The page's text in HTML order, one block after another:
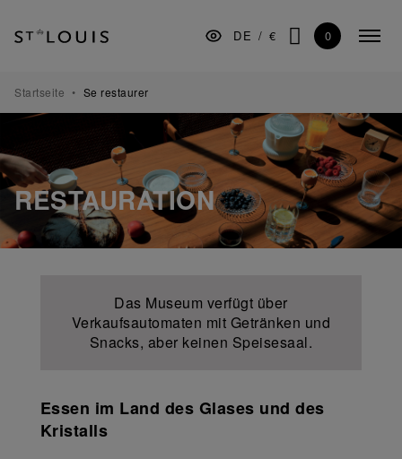
Hauptnavigation
springen
Inhalt
springen
Fußzeile
springen
Menü
DE / €
SUCHE
0
TISCHKULTUR
BAR
DEKORATION
BELEUCHTUNG
GESCHENKE
GESCHÄFTSKUNDEN
Startseite Se restaurer
RESTAURATION
Das Museum verfügt über
Verkaufsautomaten mit Getränken und
Snacks, aber keinen Speisesaal.
Essen im Land des Glases und des
Kristalls